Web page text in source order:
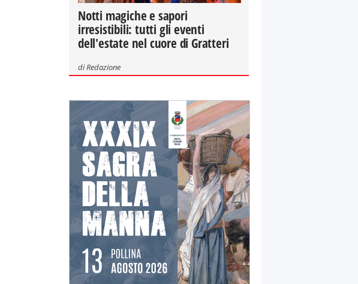
Notti magiche e sapori
irresistibili: tutti gli eventi
dell'estate nel cuore di Gratteri
diRedazione